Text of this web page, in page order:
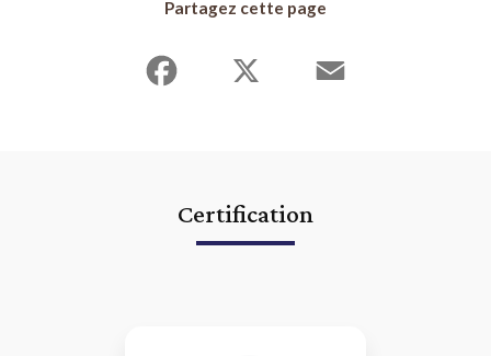
Partagez cette page
Certification